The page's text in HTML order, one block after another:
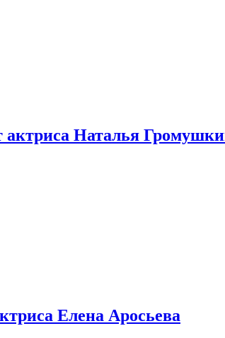
актриса Наталья
Елена Аросьева